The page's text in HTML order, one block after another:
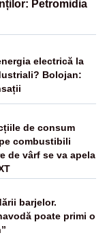
Petromidia
electrică la
Bolojan:
de consum
combustibili
de vârf se va apela
barjelor.
poate primi o